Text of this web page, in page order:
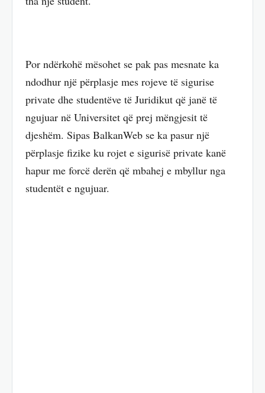
Por ndërkohë mësohet se pak pas mesnate ka
ndodhur një përplasje mes rojeve të sigurise
private dhe studentëve të Juridikut që janë të
ngujuar në Universitet që prej mëngjesit të
djeshëm. Sipas BalkanWeb se ka pasur një
përplasje fizike ku rojet e sigurisë private kanë
hapur me forcë derën që mbahej e mbyllur nga
studentët e ngujuar.